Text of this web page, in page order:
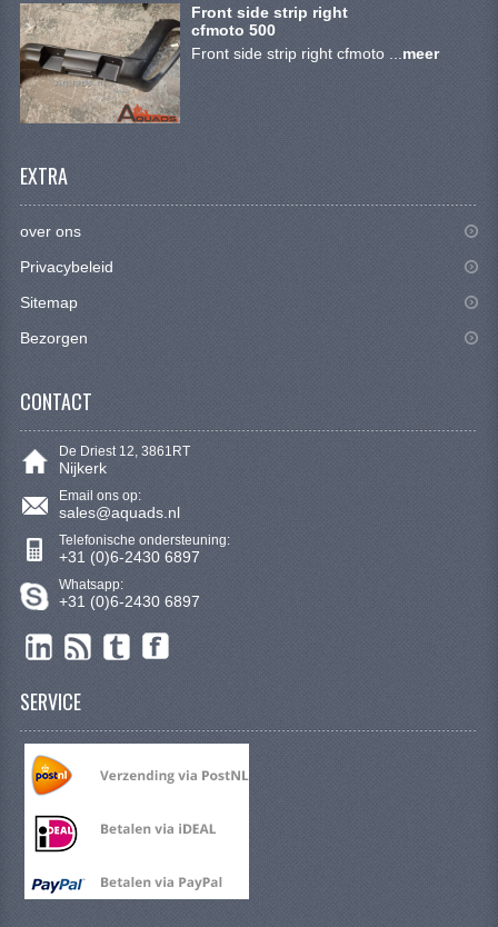
Front side strip right
cfmoto 500
Front side strip right cfmoto ... meer
EXTRA
over ons
Privacybeleid
Sitemap
Bezorgen
CONTACT
De Driest 12, 3861RT
Nijkerk
Email ons op:
sales@aquads.nl
Telefonische ondersteuning:
+31 (0)6-2430 6897
Whatsapp:
+31 (0)6-2430 6897
SERVICE